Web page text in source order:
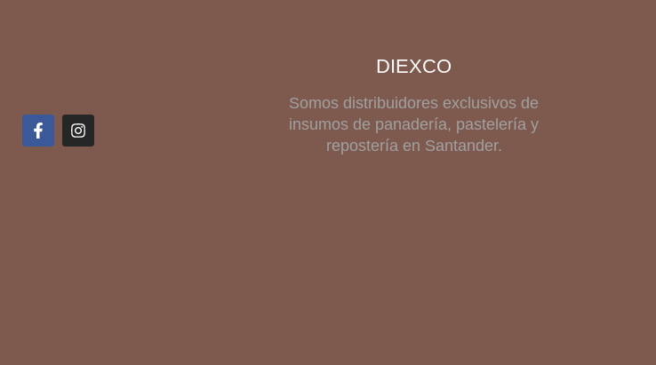
DIEXCO
Somos distribuidores exclusivos de
insumos de panadería, pastelería y
repostería en Santander.